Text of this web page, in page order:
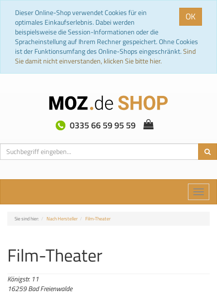
OK
Dieser Online-Shop verwendet Cookies für ein
optimales Einkaufserlebnis. Dabei werden
beispielsweise die Session-Informationen oder die
Spracheinstellung auf Ihrem Rechner gespeichert. Ohne Cookies
ist der Funktionsumfang des Online-Shops eingeschränkt.Sind
Sie damit nicht einverstanden, klicken Sie bitte hier.
0335 66 59 95 59
Toggle
Sie sind hier: Nach Hersteller Film-Theater
Film-Theater
Königstr. 11
16259 Bad Freienwalde